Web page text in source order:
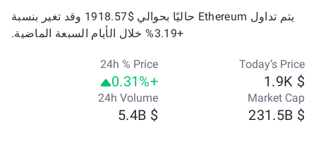
يتم تداول Ethereum حاليًا بحوالي $1918.57 وقد تغير بنسبة
+3.19% خلال الأيام السبعة الماضية.
Today’s Price
$ 1.9K
24h % Price
+0.31%
Market Cap
$ 231.5B
24h Volume
$ 5.4B